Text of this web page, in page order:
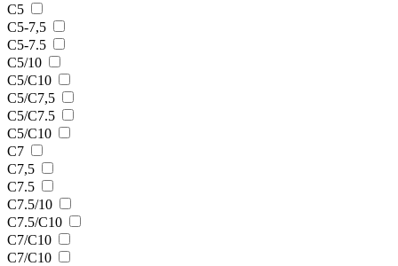
С5
С5-7,5
С5-7.5
С5/10
С5/C10
С5/С7,5
С5/С7.5
С5/С10
С7
С7,5
С7.5
С7.5/10
С7.5/С10
С7/C10
С7/С10